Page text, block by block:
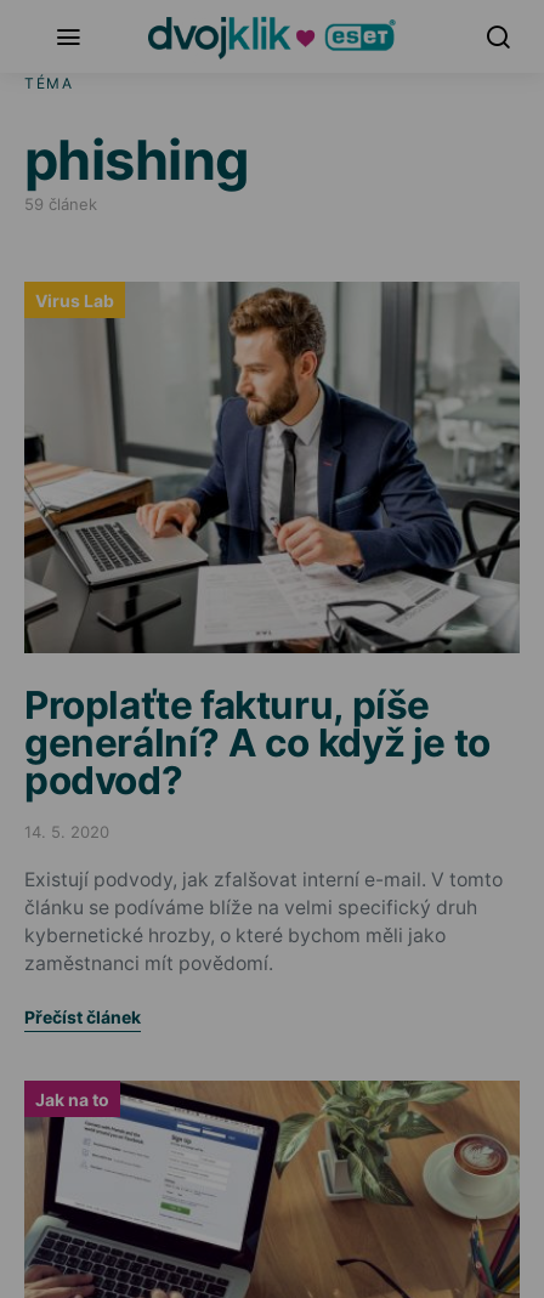
TÉMA
phishing
59 článek
Virus Lab
Proplaťte fakturu, píše
generální? A co když je to
podvod?
Posted on
14. 5. 2020
Existují podvody, jak zfalšovat interní e-mail. V tomto
článku se podíváme blíže na velmi specifický druh
kybernetické hrozby, o které bychom měli jako
zaměstnanci mít povědomí.
Přečíst článek
Jak na to